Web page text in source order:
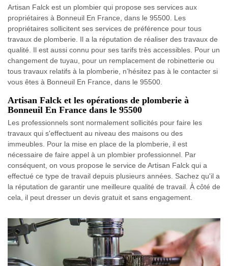
Artisan Falck est un plombier qui propose ses services aux
propriétaires à Bonneuil En France, dans le 95500. Les
propriétaires sollicitent ses services de préférence pour tous
travaux de plomberie. Il a la réputation de réaliser des travaux de
qualité. Il est aussi connu pour ses tarifs très accessibles. Pour un
changement de tuyau, pour un remplacement de robinetterie ou
tous travaux relatifs à la plomberie, n’hésitez pas à le contacter si
vous êtes à Bonneuil En France, dans le 95500.
Artisan Falck et les opérations de plomberie à
Bonneuil En France dans le 95500
Les professionnels sont normalement sollicités pour faire les
travaux qui s'effectuent au niveau des maisons ou des
immeubles. Pour la mise en place de la plomberie, il est
nécessaire de faire appel à un plombier professionnel. Par
conséquent, on vous propose le service de Artisan Falck qui a
effectué ce type de travail depuis plusieurs années. Sachez qu'il a
la réputation de garantir une meilleure qualité de travail. À côté de
cela, il peut dresser un devis gratuit et sans engagement.